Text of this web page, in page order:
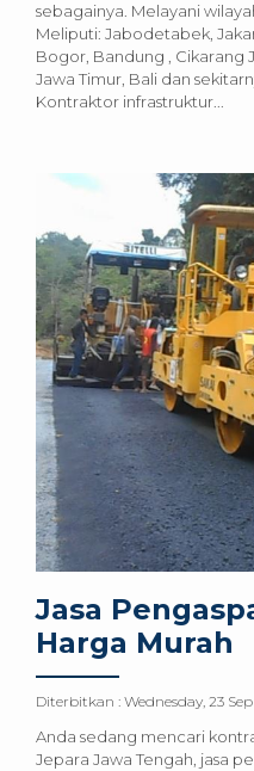
sebagainya. Melayani
Meliputi: Jabodetabek,
Bogor, Bandung , Cikarang
Jawa Timur, Bali dan
Kontraktor infrastruktur...
Jasa
Harga Murah
Diterbitkan : Wednesday, 23
Anda sedang mencari
Jepara Jawa Tengah, jasa